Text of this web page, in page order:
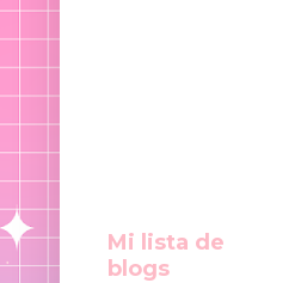
Mi lista de
blogs